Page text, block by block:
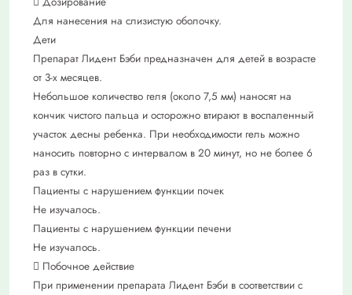
Для нанесения на слизистую оболочку.
Дети
Препарат Лидент Бэби предназначен для детей в возрасте
от 3-х месяцев.
Небольшое количество геля (около 7,5 мм) наносят на
кончик чистого пальца и осторожно втирают в воспаленный
участок десны ребенка. При необходимости гель можно
наносить повторно с интервалом в 20 минут, но не более 6
раз в сутки.
Пациенты с нарушением функции почек
Не изучалось.
Пациенты с нарушением функции печени
Не изучалось.
 Побочное действие
При применении препарата Лидент Бэби в соответствии с